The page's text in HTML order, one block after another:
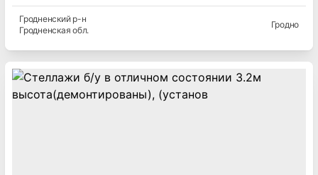
Гродненскийр-н
Гродненская обл.
Гродно